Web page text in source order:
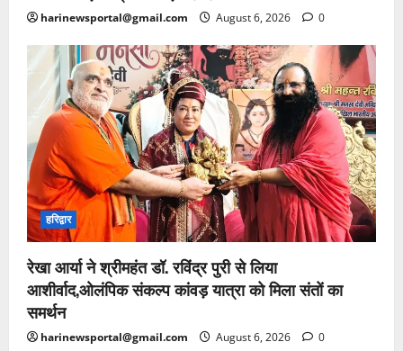
harinewsportal@gmail.com August 6, 2026 0
हरिद्वार
रेखा आर्या ने श्रीमहंत डॉ. रविंद्र पुरी से लिया
आशीर्वाद,ओलंपिक संकल्प कांवड़ यात्रा को मिला संतों का
समर्थन
harinewsportal@gmail.com August 6, 2026 0